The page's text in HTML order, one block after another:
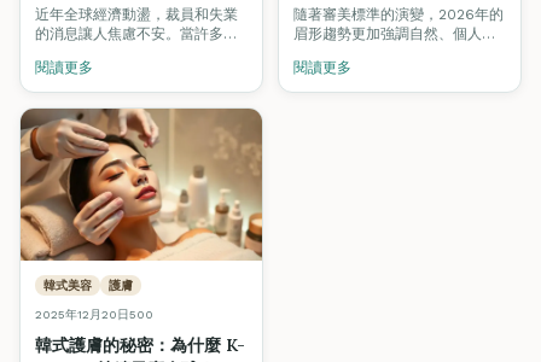
近年全球經濟動盪，裁員和失業
的消息讓人焦慮不安。當許多行
逆勢成長，成為不少人轉行的首
選。
閱讀更多
隨著審美標準的演變，2026年的
眉形趨勢更加強調自然、個人化
術，讓你在競爭激烈的市場中脫
穎而出。
閱讀更多
韓式美容 護膚
2025年12月20日500
韓式護膚的秘密：為什麼 K-